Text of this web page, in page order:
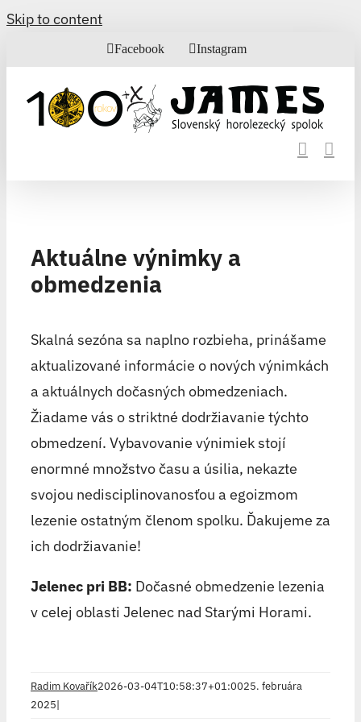
Skip to content
Facebook Instagram
Aktuálne výnimky a
obmedzenia
Skalná sezóna sa naplno rozbieha, prinášame
aktualizované informácie o nových výnimkách
a aktuálnych dočasných obmedzeniach.
Žiadame vás o striktné dodržiavanie týchto
obmedzení. Vybavovanie výnimiek stojí
enormné množstvo času a úsilia, nekazte
svojou nedisciplinovanosťou a egoizmom
lezenie ostatným členom spolku. Ďakujeme za
ich dodržiavanie!
Jelenec pri BB: Dočasné obmedzenie lezenia
v celej oblasti Jelenec nad Starými Horami.
Radim Kovařík2026-03-04T10:58:37+01:0025. februára
2025|